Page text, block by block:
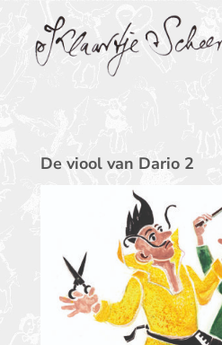
Klaartje Scheer
De viool van Dario 2